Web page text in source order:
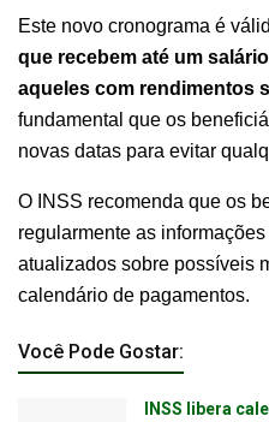
Este novo cronograma é
que recebem até um
aqueles com rendimentos
fundamental que os
novas datas para evitar
O INSS recomenda que os
regularmente as
atualizados sobre possíveis
calendário de pagamentos.
Você Pode Gostar:
INSS libera